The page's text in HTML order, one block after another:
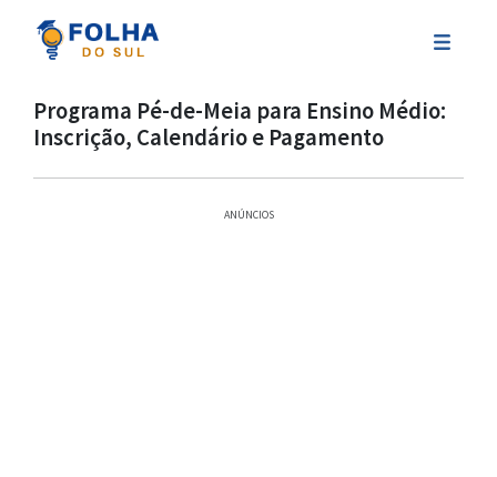
Programa Pé-de-Meia para Ensino Médio:
Inscrição, Calendário e Pagamento
ANÚNCIOS